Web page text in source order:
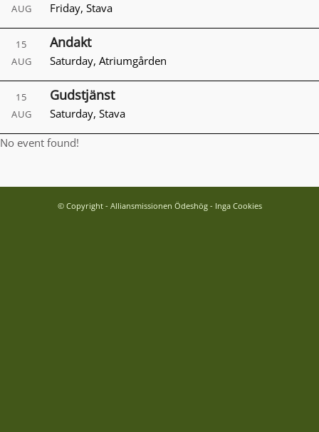
AUG
Friday, Stava
15
AUG
Andakt
Saturday, Atriumgården
15
AUG
Gudstjänst
Saturday, Stava
No event found!
© Copyright - Alliansmissionen Ödeshög - Inga Cookies